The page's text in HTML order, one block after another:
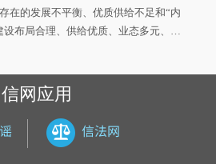
在的发展不平衡、优质供给不足和“内
布局合理、供给优质、业态多元、智
信网应用